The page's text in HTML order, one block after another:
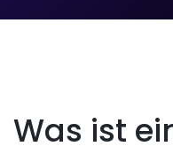
Was ist